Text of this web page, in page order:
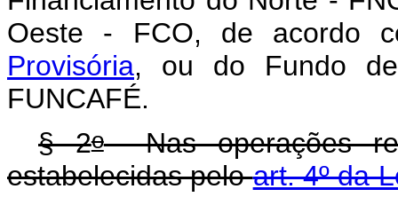
Oeste - FCO, de acordo
Provisória, ou do Fundo
FUNCAFÉ.
§ 2oNas operações
estabelecidas peloart. 4º da